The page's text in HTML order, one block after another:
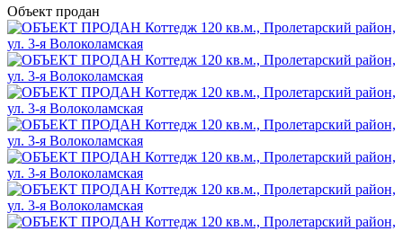
Объект продан